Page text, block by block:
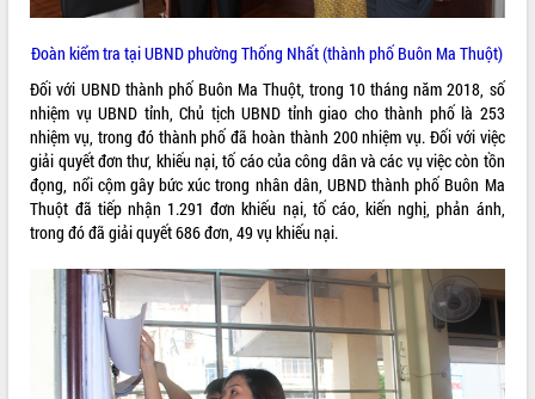
Khởi động Dự án Đầu tư xây dựng hạ
tầng kỹ thuật Cụm công nghiệp Tân
Tiến
Gặp mặt các cơ quan báo chí nhân Kỷ
niệm 101 năm Ngày Báo chí Cách
mạng Việt Nam
Đắk Lắk sơ kết 4 năm triển khai thực
hiện Đề án 06 của Chính phủ
Họp báo thông tin về Hội nghị Công bố
Khơi thông điểm nghẽn, đẩy nhanh
giải ngân vốn khắc phục thiên tai
HĐND tỉnh thông qua điều chỉnh Quy
hoạch tỉnh thời kỳ 2021-2030
Đoàn kiểm tra tại UBND phường Thống Nhất (thành phố Buôn Ma Thuột)
Đối với UBND thành phố Buôn Ma Thuột, trong 10 tháng năm 2018, số
nhiệm vụ UBND tỉnh, Chủ tịch UBND tỉnh giao cho thành phố là 253
nhiệm vụ, trong đó thành phố đã hoàn thành 200 nhiệm vụ. Đối với việc
giải quyết đơn thư, khiếu nại, tố cáo của công dân và các vụ việc còn tồn
đọng, nổi cộm gây bức xúc trong nhân dân, UBND thành phố Buôn Ma
Thuột đã tiếp nhận 1.291 đơn khiếu nại, tố cáo, kiến nghị, phản ánh,
trong đó đã giải quyết 686 đơn, 49 vụ khiếu nại.